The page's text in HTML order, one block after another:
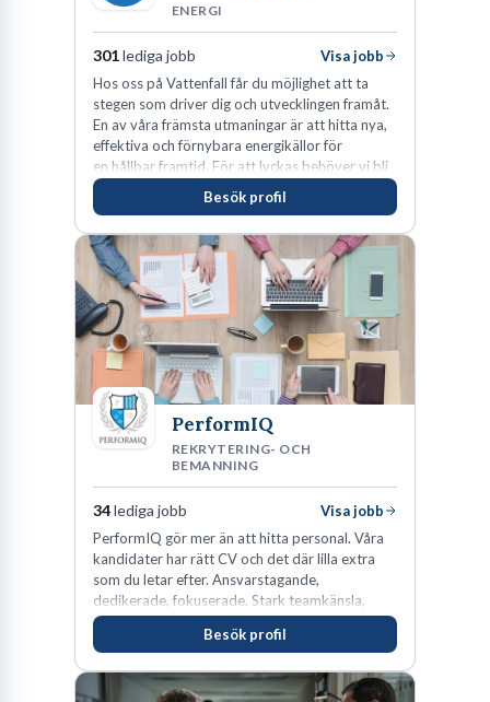
ENERGI
301lediga jobb
Visa jobb
Hos oss på Vattenfall får du möjlighet att ta
stegen som driver dig och utvecklingen framåt.
En av våra främsta utmaningar är att hitta nya,
effektiva och förnybara energikällor för
en hållbar framtid. För att lyckas behöver vi bli
fler medarbetare som vill göra skillnad.
Besök profil
PerformIQ
REKRYTERING- OCH
BEMANNING
34lediga jobb
Visa jobb
PerformIQ gör mer än att hitta personal. Våra
kandidater har rätt CV och det där lilla extra
som du letar efter. Ansvarstagande,
dedikerade, fokuserade. Stark teamkänsla,
vinnarinstinkt och hälsomedvetna. Vi kallar det
för idrottens egenskaper.
Besök profil